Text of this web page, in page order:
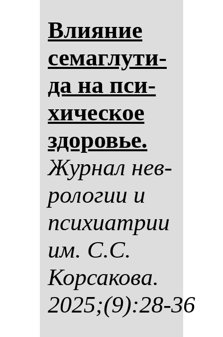
Вли­яние
се­маг­лу­ти­
да на пси­
хи­чес­кое
здо­ровье.
Жур­нал нев­
ро­ло­гии и
пси­хи­ат­рии
им. С.С.
Кор­са­ко­ва.
2025;(9):28-36